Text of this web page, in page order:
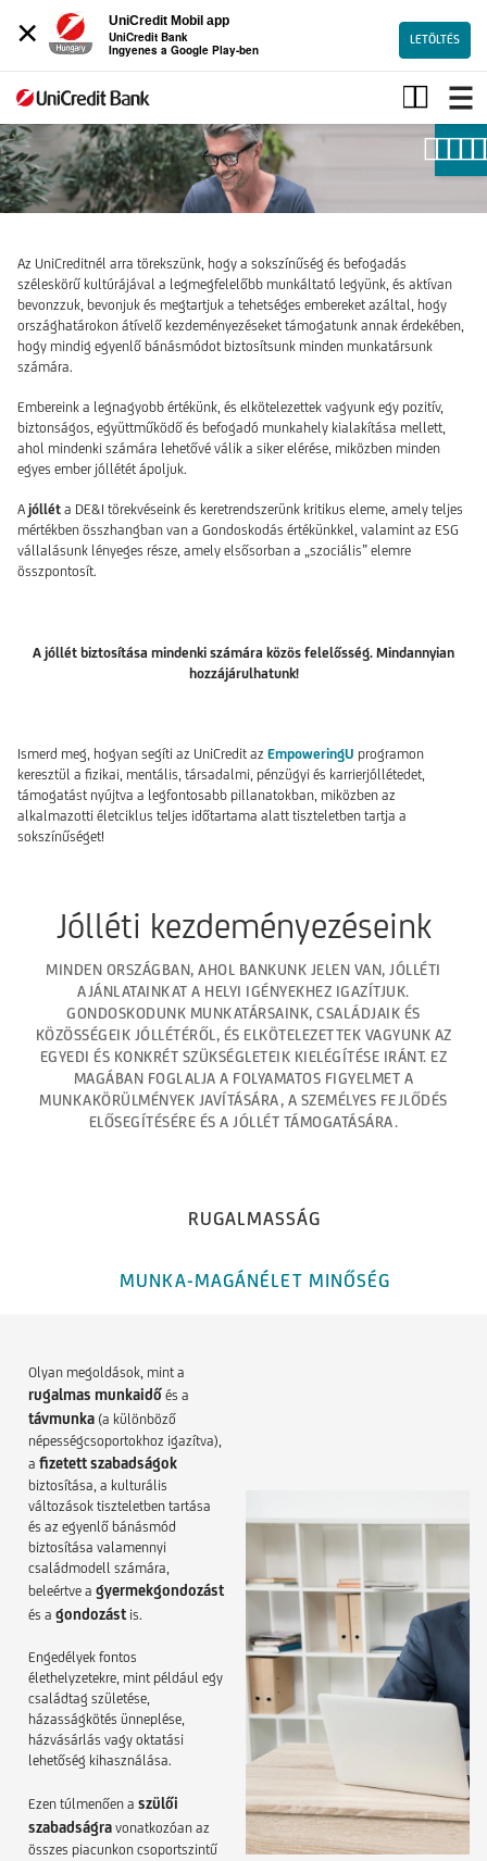
×
UniCredit Mobil app
UniCredit Bank
Ingyenes a Google Play-ben
LETÖLTÉS
Munkahelyi
jólét
Az UniCreditnél arra törekszünk, hogy a sokszínűség és befogadás
széleskörű kultúrájával a legmegfelelőbb munkáltató legyünk, és aktívan
bevonzzuk, bevonjuk és megtartjuk a tehetséges embereket azáltal, hogy
országhatárokon átívelő kezdeményezéseket támogatunk annak érdekében,
hogy mindig egyenlő bánásmódot biztosítsunk minden munkatársunk
számára.
Embereink a legnagyobb értékünk, és elkötelezettek vagyunk egy pozitív,
biztonságos, együttműködő és befogadó munkahely kialakítása mellett,
ahol mindenki számára lehetővé válik a siker elérése, miközben minden
egyes ember jóllétét ápoljuk.
A jóllét a DE&I törekvéseink és keretrendszerünk kritikus eleme, amely teljes
mértékben összhangban van a Gondoskodás értékünkkel, valamint az ESG
vállalásunk lényeges része, amely elsősorban a „szociális” elemre
összpontosít.
A jóllét biztosítása mindenki számára közös felelősség. Mindannyian
hozzájárulhatunk!
Ismerd meg, hogyan segíti az UniCredit az EmpoweringU programon
keresztül a fizikai, mentális, társadalmi, pénzügyi és karrierjóllétedet,
támogatást nyújtva a legfontosabb pillanatokban, miközben az
alkalmazotti életciklus teljes időtartama alatt tiszteletben tartja a
sokszínűséget!
Jólléti kezdeményezéseink
MINDEN ORSZÁGBAN, AHOL BANKUNK JELEN VAN, JÓLLÉTI
AJÁNLATAINKAT A HELYI IGÉNYEKHEZ IGAZÍTJUK.
GONDOSKODUNK MUNKATÁRSAINK, CSALÁDJAIK ÉS
KÖZÖSSÉGEIK JÓLLÉTÉRŐL, ÉS ELKÖTELEZETTEK VAGYUNK AZ
EGYEDI ÉS KONKRÉT SZÜKSÉGLETEIK KIELÉGÍTÉSE IRÁNT. EZ
MAGÁBAN FOGLALJA A FOLYAMATOS FIGYELMET A
MUNKAKÖRÜLMÉNYEK JAVÍTÁSÁRA, A SZEMÉLYES FEJLŐDÉS
ELŐSEGÍTÉSÉRE ÉS A JÓLLÉT TÁMOGATÁSÁRA.
RUGALMASSÁG
MUNKA-MAGÁNÉLET MINŐSÉG
Olyan megoldások, mint a
rugalmas munkaidő és a
távmunka (a különböző
népességcsoportokhoz igazítva),
a fizetett szabadságok
biztosítása, a kulturális
változások tiszteletben tartása
és az egyenlő bánásmód
biztosítása valamennyi
családmodell számára,
beleértve a gyermekgondozást
és a gondozást is.
Engedélyek fontos
élethelyzetekre, mint például egy
családtag születése,
házasságkötés ünneplése,
házvásárlás vagy oktatási
lehetőség kihasználása.
Ezen túlmenően a szülői
szabadságra vonatkozóan az
összes piacunkon csoportszintű